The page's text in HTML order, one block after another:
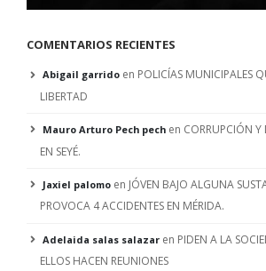
COMENTARIOS RECIENTES
Abigail garrido en POLICÍAS MUNICIPALES
LIBERTAD
Mauro Arturo Pech pech en CORRUPCIÓN Y
EN SEYÉ.
Jaxiel palomo en JÓVEN BAJO ALGUNA
PROVOCA 4 ACCIDENTES EN MÉRIDA.
Adelaida salas salazar en PIDEN A LA
ELLOS HACEN REUNIONES